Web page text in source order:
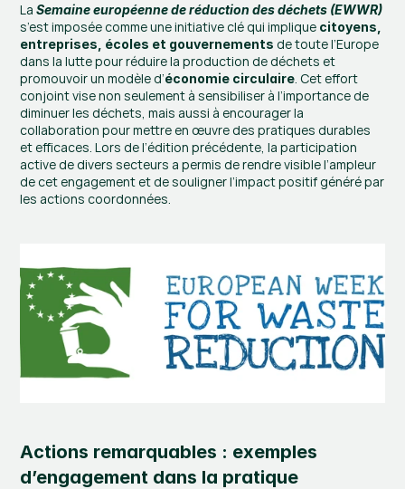
La Semaine européenne de réduction des déchets (EWWR)
s’est imposée comme une initiative clé qui implique citoyens,
entreprises, écoles et gouvernements de toute l’Europe
dans la lutte pour réduire la production de déchets et
promouvoir un modèle d’économie circulaire. Cet effort
conjoint vise non seulement à sensibiliser à l’importance de
diminuer les déchets, mais aussi à encourager la
collaboration pour mettre en œuvre des pratiques durables
et efficaces. Lors de l’édition précédente, la participation
active de divers secteurs a permis de rendre visible l’ampleur
de cet engagement et de souligner l’impact positif généré par
les actions coordonnées.
Actions remarquables : exemples
d’engagement dans la pratique